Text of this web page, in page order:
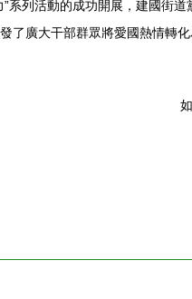
系列活動的成功開展，建國街
了廣大干部群眾將愛國熱情轉